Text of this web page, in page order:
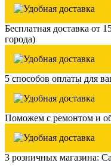
Бесплатная доставка от
города)
5 способов оплаты для
Поможем с ремонтом и
3 розничных магазина: